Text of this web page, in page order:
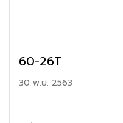
60-26T
30 พ.ย. 2563